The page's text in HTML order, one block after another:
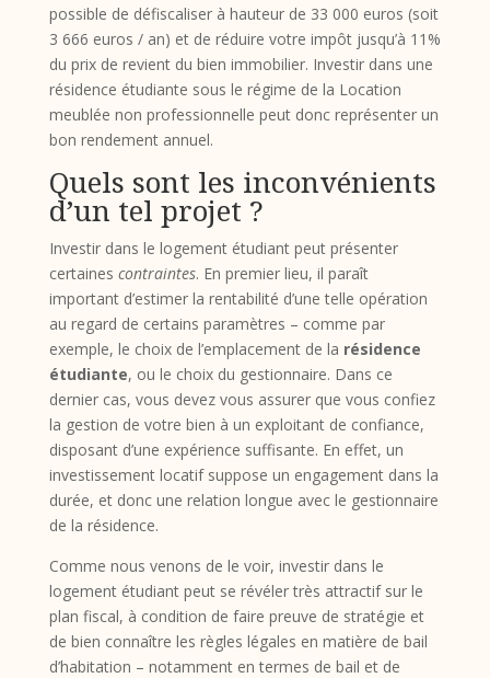
possible de défiscaliser à hauteur de 33 000 euros (soit
3 666 euros / an) et de réduire votre impôt jusqu’à 11%
du prix de revient du bien immobilier. Investir dans une
résidence étudiante sous le régime de la Location
meublée non professionnelle peut donc représenter un
bon rendement annuel.
Quels sont les inconvénients
d’un tel projet ?
Investir dans le logement étudiant peut présenter
certaines contraintes. En premier lieu, il paraît
important d’estimer la rentabilité d’une telle opération
au regard de certains paramètres – comme par
exemple, le choix de l’emplacement de la résidence
étudiante, ou le choix du gestionnaire. Dans ce
dernier cas, vous devez vous assurer que vous confiez
la gestion de votre bien à un exploitant de confiance,
disposant d’une expérience suffisante. En effet, un
investissement locatif suppose un engagement dans la
durée, et donc une relation longue avec le gestionnaire
de la résidence.
Comme nous venons de le voir, investir dans le
logement étudiant peut se révéler très attractif sur le
plan fiscal, à condition de faire preuve de stratégie et
de bien connaître les règles légales en matière de bail
d’habitation – notamment en termes de bail et de